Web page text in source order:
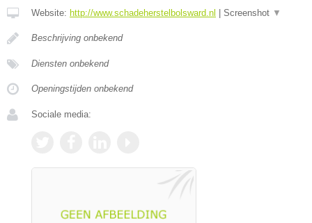
Website: http://www.schadeherstelbolsward.nl Screenshot ▼
Beschrijving onbekend
Diensten onbekend
Openingstijden onbekend
Sociale media: